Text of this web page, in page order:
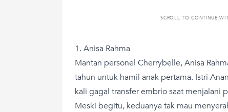
SCROLL TO CONTINUE
1. Anisa Rahma
Mantan personel Cherrybelle, Anisa
tahun untuk hamil anak pertama. Istri
kali gagal transfer embrio saat menjalani
Meski begitu, keduanya tak mau